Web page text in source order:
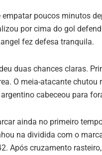
poucos minutos
por cima do gol
fez defesa tranquila.
duas chances claras.
O meia-atacante chutou
cabeceou para
ainda no primeiro
na dividida com o
Após cruzamento